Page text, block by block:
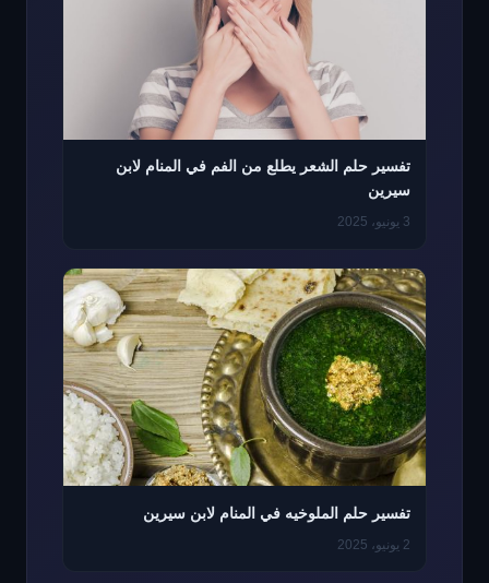
تفسير حلم الشعر يطلع من الفم في المنام لابن
سيرين
3 يونيو، 2025
تفسير حلم الملوخيه في المنام لابن سيرين
2 يونيو، 2025